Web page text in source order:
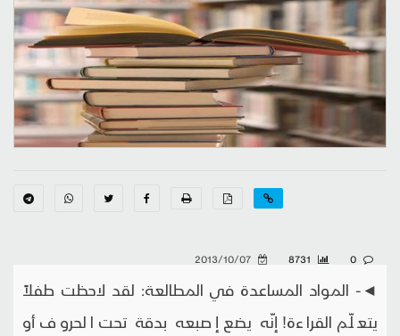
◄- المواد المساعدة في المطالعة: لقد لاحظت طفلاً
يتعلّم القراءة! إنّه يضع إصبعه بدقة تحت الحروف أو